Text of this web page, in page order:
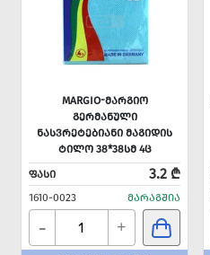
MARGIO-ᲛᲐᲠᲒᲘᲝ
ᲒᲔᲠᲛᲐᲜᲣᲚᲘ
ᲜᲐᲡᲕᲠᲔᲢᲔᲑᲘᲐᲜᲘ ᲛᲐᲒᲘᲓᲘᲡ
ᲢᲘᲚᲝ 38*38ᲡᲛ 4Ც
ᲤᲐᲡᲘ
3.2 ₾
1610-0023 ᲛᲐᲠᲐᲒᲨᲘᲐ
- +